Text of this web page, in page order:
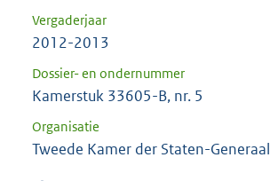
Vergaderjaar
2012-2013
Dossier- en ondernummer
Kamerstuk 33605-B, nr. 5
Organisatie
Tweede Kamer der Staten-Generaal